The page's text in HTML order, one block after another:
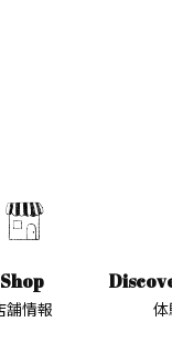
Shop
舗情報